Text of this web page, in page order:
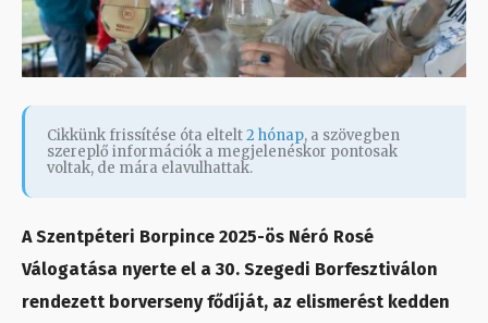
Cikkünk frissítése óta eltelt2 hónap, a szövegben
szereplő információk a megjelenéskor pontosak
voltak, de mára elavulhattak.
A Szentpéteri Borpince 2025-ös Néró Rosé
Válogatása nyerte el a 30. Szegedi Borfesztiválon
rendezett borverseny fődíját, az elismerést kedden